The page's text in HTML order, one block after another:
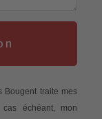
Bougent traite mes
échéant, mon